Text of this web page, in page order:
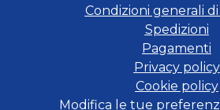
Condizioni generali
Spedizioni
Pagamenti
Privacy policy
Cookie policy
Modifica le tue